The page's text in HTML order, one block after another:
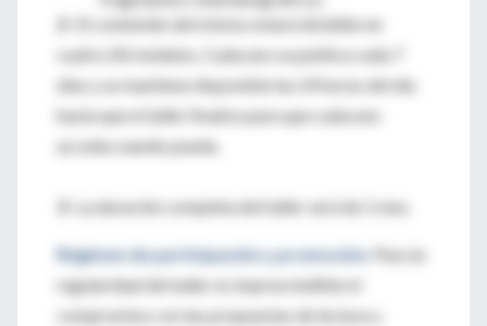
El contenido del mismo estará dividido en
cuatro (4) módulos. Cada uno se publica cada 7
días y se mantiene disponible las 24 horas del día
hasta que el taller finalice para que cada uno
acceda cuando pueda.
La duración completa del taller será de 1 mes.
Régimen de participación y promoción:
Para la
regularidad del taller es imprescindible el
compromiso con las propuestas de lectura y